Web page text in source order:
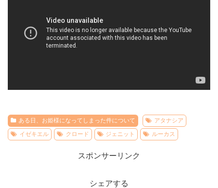
ある日、お姫様になってしまった件について
アタナシア
イゼキエル
クロード ジェニット ルーカス
スポンサーリンク
シェアする